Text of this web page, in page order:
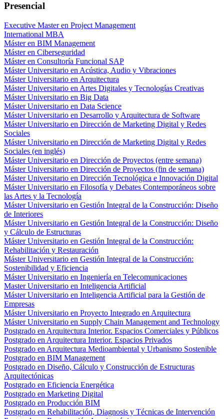
Presencial
Executive Master en Project Management
International MBA
Máster en BIM Management
Máster en Ciberseguridad
Máster en Consultoría Funcional SAP
Máster Universitario en Acústica, Audio y Vibraciones
Máster Universitario en Arquitectura
Máster Universitario en Artes Digitales y Tecnologías Creativas
Máster Universitario en Big Data
Máster Universitario en Data Science
Máster Universitario en Desarrollo y Arquitectura de Software
Máster Universitario en Dirección de Marketing Digital y Redes
Sociales
Máster Universitario en Dirección de Marketing Digital y Redes
Sociales (en inglés)
Máster Universitario en Dirección de Proyectos (entre semana)
Máster Universitario en Dirección de Proyectos (fin de semana)
Máster Universitario en Dirección Tecnológica e Innovación Digital
Máster Universitario en Filosofía y Debates Contemporáneos sobre
las Artes y la Tecnología
Máster Universitario en Gestión Integral de la Construcción: Diseño
de Interiores
Máster Universitario en Gestión Integral de la Construcción: Diseño
y Cálculo de Estructuras
Máster Universitario en Gestión Integral de la Construcción:
Rehabilitación y Restauración
Máster Universitario en Gestión Integral de la Construcción:
Sostenibilidad y Eficiencia
Máster Universitario en Ingeniería en Telecomunicaciones
Master Universitario en Inteligencia Artificial
Máster Universitario en Inteligencia Artificial para la Gestión de
Empresas
Máster Universitario en Proyecto Integrado en Arquitectura
Máster Universitario en Supply Chain Management and Technology
Postgrado en Arquitectura Interior. Espacios Comerciales y Públicos
Postgrado en Arquitectura Interior. Espacios Privados
Postgrado en Arquitectura Medioambiental y Urbanismo Sostenible
Postgrado en BIM Management
Postgrado en Diseño, Cálculo y Construcción de Estructuras
Arquitectónicas
Postgrado en Eficiencia Energética
Postgrado en Marketing Digital
Postgrado en Producción BIM
Postgrado en Rehabilitación, Diagnosis y Técnicas de Intervención